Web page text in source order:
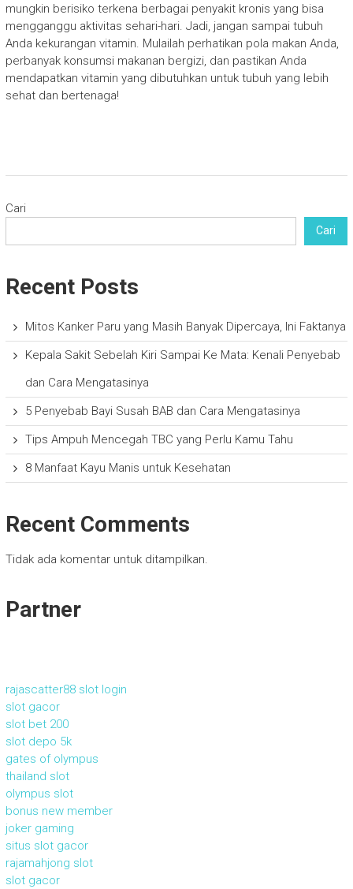
mungkin berisiko terkena berbagai penyakit kronis yang bisa
mengganggu aktivitas sehari-hari. Jadi, jangan sampai tubuh
Anda kekurangan vitamin. Mulailah perhatikan pola makan Anda,
perbanyak konsumsi makanan bergizi, dan pastikan Anda
mendapatkan vitamin yang dibutuhkan untuk tubuh yang lebih
sehat dan bertenaga!
Cari
Cari
Recent Posts
Mitos Kanker Paru yang Masih Banyak Dipercaya, Ini Faktanya
Kepala Sakit Sebelah Kiri Sampai Ke Mata: Kenali Penyebab
dan Cara Mengatasinya
5 Penyebab Bayi Susah BAB dan Cara Mengatasinya
Tips Ampuh Mencegah TBC yang Perlu Kamu Tahu
8 Manfaat Kayu Manis untuk Kesehatan
Recent Comments
Tidak ada komentar untuk ditampilkan.
Partner
rajascatter88 slot login
slot gacor
slot bet 200
slot depo 5k
gates of olympus
thailand slot
olympus slot
bonus new member
joker gaming
situs slot gacor
rajamahjong slot
slot gacor